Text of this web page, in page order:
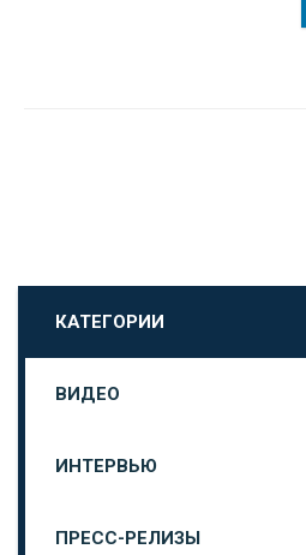
КАТЕГОРИИ
ВИДЕО
ИНТЕРВЬЮ
ПРЕСС-РЕЛИЗЫ